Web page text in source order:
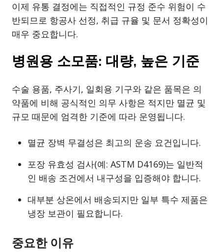
이제 유통 결정에는 직접적인 규정 준수 위험이 수
반되므로 항공사 선정, 취급 규율 및 문서 정확성이
매우 중요합니다.
병원용 소모품: 대량, 높은 기준
수술 용품, 주사기, 일회용 기구와 같은 품목은 의
약품에 비해 공식적인 의무 사항은 적지만 멸균 및
규모 때문에 엄격한 기준에 따라 운영됩니다.
멸균 장벽 무결성은 최고의 운송 요건입니다.
포장 유효성 검사(예: ASTM D4169)는 일반적
인 배송 조건에서 내구성을 입증해야 합니다.
대부분 상온에서 배송되지만 일부 특수 제품은
냉장 보관이 필요합니다.
중요한 이유